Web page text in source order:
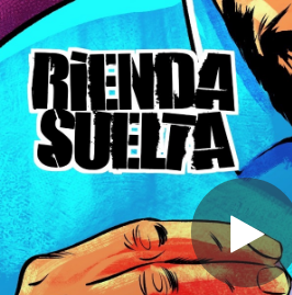
You're all set!
.